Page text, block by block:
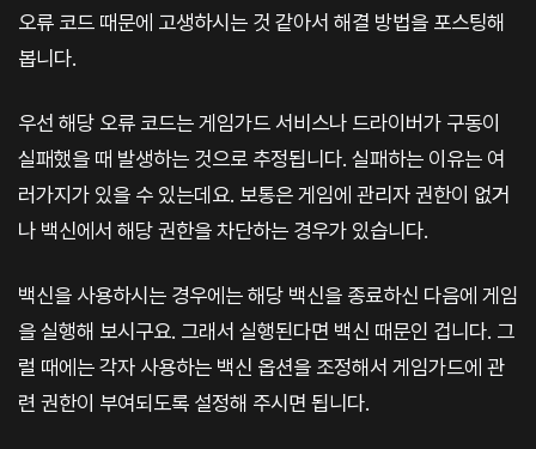
오류 코드 때문에 고생하시는 것 같아서 해결 방법을 포스팅해
봅니다.
우선 해당 오류 코드는 게임가드 서비스나 드라이버가 구동이
실패했을 때 발생하는 것으로 추정됩니다. 실패하는 이유는 여
러가지가 있을 수 있는데요. 보통은 게임에 관리자 권한이 없거
나 백신에서 해당 권한을 차단하는 경우가 있습니다.
백신을 사용하시는 경우에는 해당 백신을 종료하신 다음에 게임
을 실행해 보시구요. 그래서 실행된다면 백신 때문인 겁니다. 그
럴 때에는 각자 사용하는 백신 옵션을 조정해서 게임가드에 관
련 권한이 부여되도록 설정해 주시면 됩니다.